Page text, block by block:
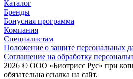
Каталог
Бренды
Бонусная программа
Компания
Специалистам
Положение о защите персональных
Соглашение на обработку
2026 © ООО «Биотрисс Рус» при
обязательна ссылка на сайт.